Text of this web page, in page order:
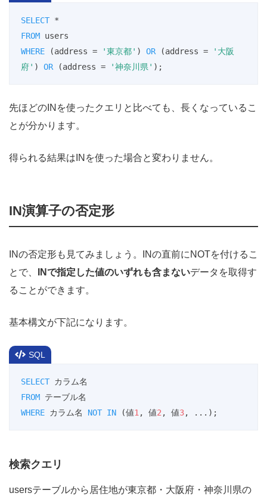
SELECT *
FROM
WHERE (address = '東京都' ) OR (address =
'大阪
府' ) OR (address = '神奈川県' );
先ほどのINを使ったクエリと比べても、長くなっているこ
とが分かります。
得られる結果はINを使った場合と変わりません。
IN演算子の否定形
INの否定形も見てみましょう。INの直前にNOTを付けるこ
とで、
INで指定した値のいずれも含まないデータを取得す
ることができます。
基本構文が下記になります。
SQL
SELECT
FROM
WHERE カラム名 NOT IN (値1, 値2, 値3, ...);
検索クエリ
usersテーブルから居住地が東京都・大阪府・神奈川県の